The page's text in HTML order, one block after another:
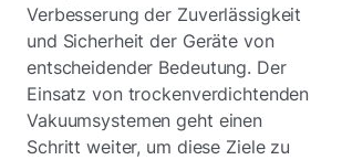
Verbesserung der Zuverlässigkeit
und Sicherheit der Geräte von
entscheidender Bedeutung. Der
Einsatz von trockenverdichtenden
Vakuumsystemen geht einen
Schritt weiter, um diese Ziele zu